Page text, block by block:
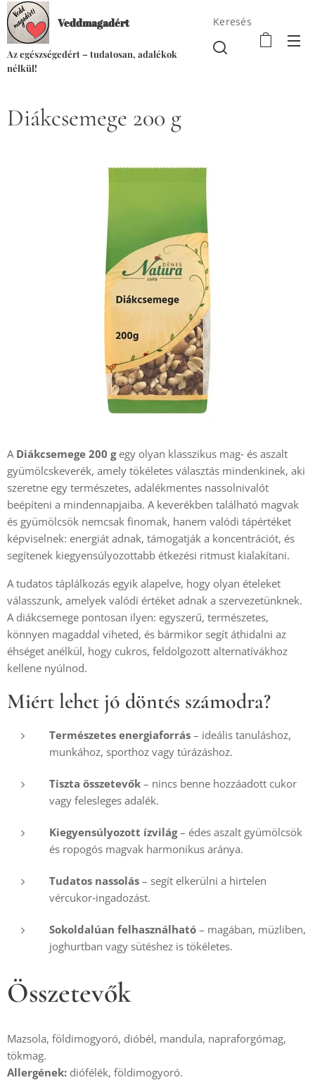
Veddmagadért
Az egészségedért – tudatosan, adalékok
nélkül!
Keresés
Diákcsemege 200 g
A Diákcsemege 200 g egy olyan klasszikus mag‑ és aszalt
gyümölcskeverék, amely tökéletes választás mindenkinek, aki
szeretne egy természetes, adalékmentes nassolnivalót
beépíteni a mindennapjaiba. A keverékben található magvak
és gyümölcsök nemcsak finomak, hanem valódi tápértéket
képviselnek: energiát adnak, támogatják a koncentrációt, és
segítenek kiegyensúlyozottabb étkezési ritmust kialakítani.
A tudatos táplálkozás egyik alapelve, hogy olyan ételeket
válasszunk, amelyek valódi értéket adnak a szervezetünknek.
A diákcsemege pontosan ilyen: egyszerű, természetes,
könnyen magaddal viheted, és bármikor segít áthidalni az
éhséget anélkül, hogy cukros, feldolgozott alternatívákhoz
kellene nyúlnod.
Miért lehet jó döntés számodra?
Természetes energiaforrás – ideális tanuláshoz,
munkához, sporthoz vagy túrázáshoz.
Tiszta összetevők – nincs benne hozzáadott cukor
vagy felesleges adalék.
Kiegyensúlyozott ízvilág – édes aszalt gyümölcsök
és ropogós magvak harmonikus aránya.
Tudatos nassolás – segít elkerülni a hirtelen
vércukor‑ingadozást.
Sokoldalúan felhasználható – magában, müzliben,
joghurtban vagy sütéshez is tökéletes.
Összetevők
Mazsola, földimogyoró, dióbél, mandula, napraforgómag,
Allergének: diófélék, földimogyoró.